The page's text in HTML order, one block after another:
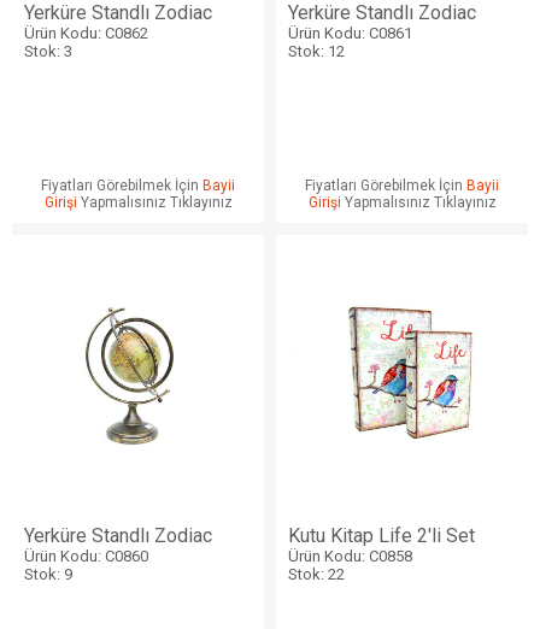
Yerküre Standlı Zodiac
Ürün Kodu: C0862
Stok: 3
Fiyatları Görebilmek İçin Bayii
Girişi Yapmalısınız Tıklayınız
Yerküre Standlı Zodiac
Ürün Kodu: C0861
Stok: 12
Fiyatları Görebilmek İçin Bayii
Girişi Yapmalısınız Tıklayınız
Yerküre Standlı Zodiac
Ürün Kodu: C0860
Stok: 9
Kutu Kitap Life 2'li Set
Ürün Kodu: C0858
Stok: 22